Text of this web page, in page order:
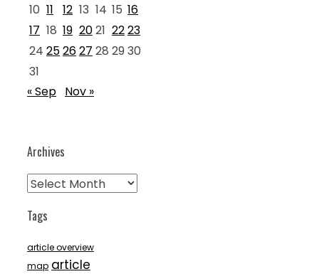
10 11 12 13 14 15 16
17 18 19 2021 2223
24 252627 28 29 30
31
« Sep Nov »
Archives
Archives
Tags
article overview
map article